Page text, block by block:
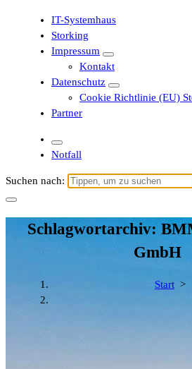
IT-Systemhaus
Storking
Impressum
Kontakt
Datenschutz
Cookie Richtlinie (EU)
Partner
Notfall
Suchen nach:
Schlagwortarchiv:
GmbH
Start >